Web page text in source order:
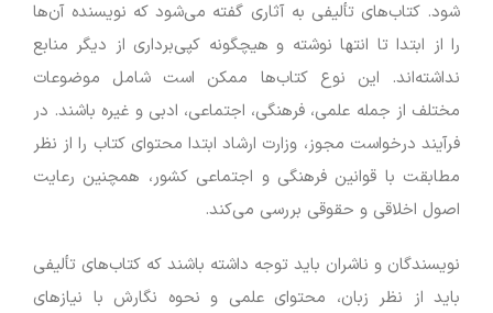
شود. کتاب‌های تألیفی به آثاری گفته می‌شود که نویسنده آن‌ها
را از ابتدا تا انتها نوشته و هیچگونه کپی‌برداری از دیگر منابع
نداشته‌اند. این نوع کتاب‌ها ممکن است شامل موضوعات
مختلف از جمله علمی، فرهنگی، اجتماعی، ادبی و غیره باشند. در
فرآیند درخواست مجوز، وزارت ارشاد ابتدا محتوای کتاب را از نظر
مطابقت با قوانین فرهنگی و اجتماعی کشور، همچنین رعایت
اصول اخلاقی و حقوقی بررسی می‌کند.
نویسندگان و ناشران باید توجه داشته باشند که کتاب‌های تألیفی
باید از نظر زبان، محتوای علمی و نحوه نگارش با نیازهای